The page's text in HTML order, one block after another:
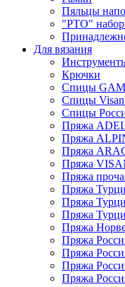
Пяльцы
"РТО"
Для вязания
Крючки
Спицы
Спицы
Спицы
Пряжа
Пряжа
Пряжа
Пряжа
Пряжа
Пряжа
Пряжа
Пряжа
Пряжа
Пряжа
Пряжа
Пряжа
Пряжа